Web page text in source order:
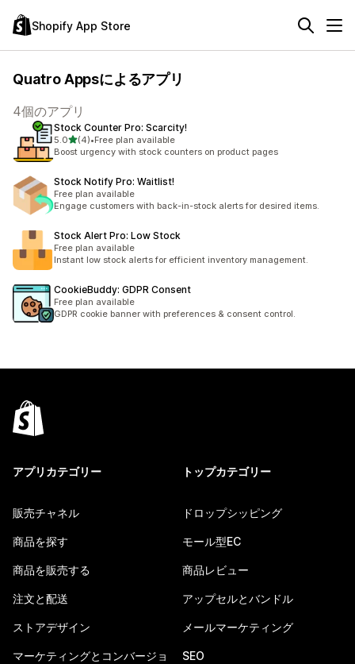
Shopify App Store
Quatro Appsによるアプリ
4個のアプリ
Stock Counter Pro: Scarcity!
5.05つ星中
(4)
合計レビュー数：4件
•Free plan available
Boost urgency with stock counters on product pages
Stock Notify Pro: Waitlist!
Free plan available
Engage customers with back-in-stock alerts for desired items.
Stock Alert Pro: Low Stock
Free plan available
Instant low stock alerts for efficient inventory management.
CookieBuddy: GDPR Consent
Free plan available
GDPR cookie banner with preferences & consent control.
アプリカテゴリー
販売チャネル
商品を探す
商品を販売する
注文と配送
ストアデザイン
マーケティングとコンバージョ
トップカテゴリー
ドロップシッピング
モール型EC
商品レビュー
アップセルとバンドル
メールマーケティング
SEO